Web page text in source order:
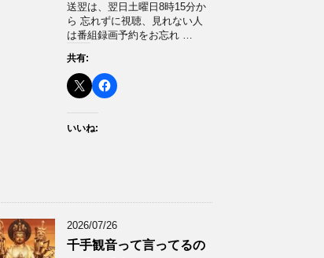
送翌は、翌日土曜日8時15分か
ら 忘れずに視聴、見れない人
は番組録画予約をお忘れ …
共有:
いいね:
2026/07/26
千手観音って言ってるの